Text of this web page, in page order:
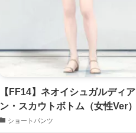
【FF14】ネオイシュガルディア
ン・スカウトボトム（女性Ver）
ショートパンツ